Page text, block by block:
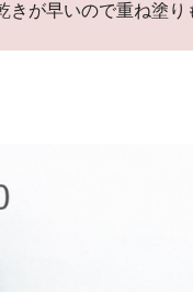
が早いので重ね塗り